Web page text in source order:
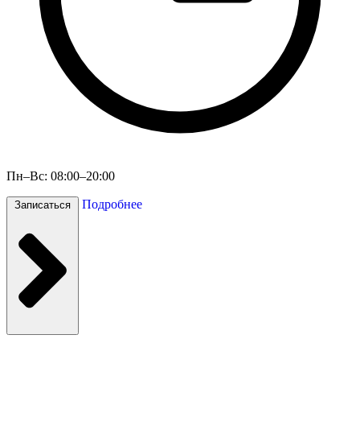
Пн–Вс: 08:00–20:00
Записаться Подробнее